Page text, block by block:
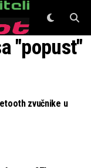
"popust"
zvučnike u